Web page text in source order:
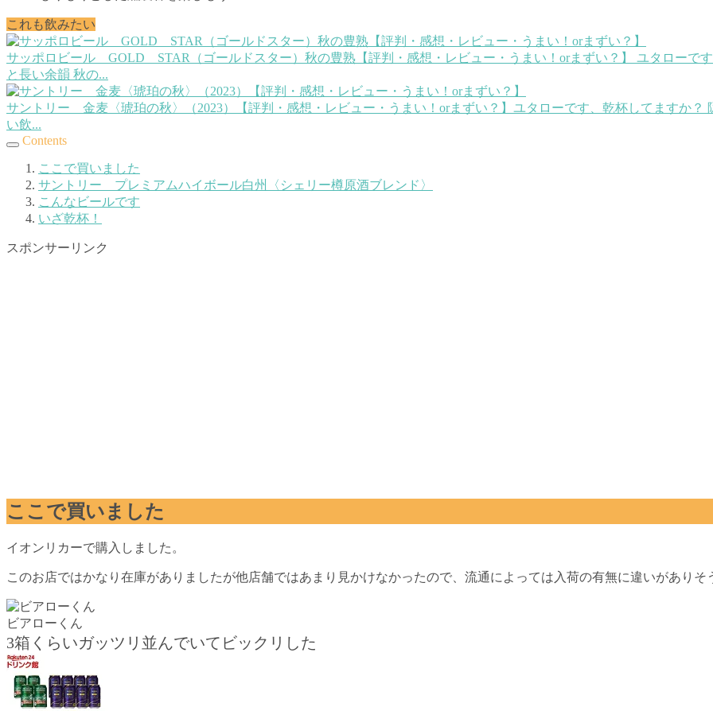
これも飲みたい
サッポロビール GOLD STAR（ゴールドスター）秋の豊熟【評判・感想・レビュー・うまい！orまずい？】
ユタローで
と長い余韻 秋の...
サントリー 金麦〈琥珀の秋〉（2023）【評判・感想・レビュー・うまい！orまずい？】 ユタローです、乾杯してますか？
い飲...
Contents
ここで買いました
サントリー プレミアムハイボール白州〈シェリー樽原酒ブレンド〉
こんなビールです
いざ乾杯！
スポンサーリンク
ここで買いました
イオンリカーで購入しました。
このお店ではかなり在庫がありましたが他店舗ではあまり見かけなかったので、流通によっては入荷の有無に違いがありそ
ビアローくん
3箱くらいガッツリ並んでいてビックリした